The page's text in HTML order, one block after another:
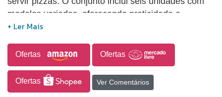
modelos variados, oferecendo praticidade e
organização no momento de servir. Fabricados em
resistência e leveza, sendo adequados para uso
doméstico ou em eventos. Cada peça possui
dimensões aproximadas de 22,5 cm por 13 cm, em
formato que remete a uma fatia de pizza,
Ofertas Ofertas
Ofertas Ver Comentários